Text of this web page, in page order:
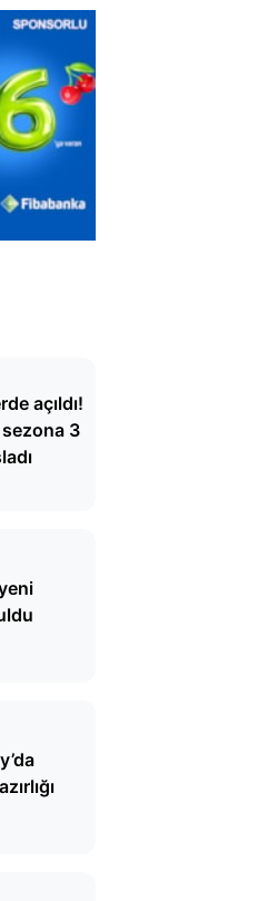
açıldı!
3